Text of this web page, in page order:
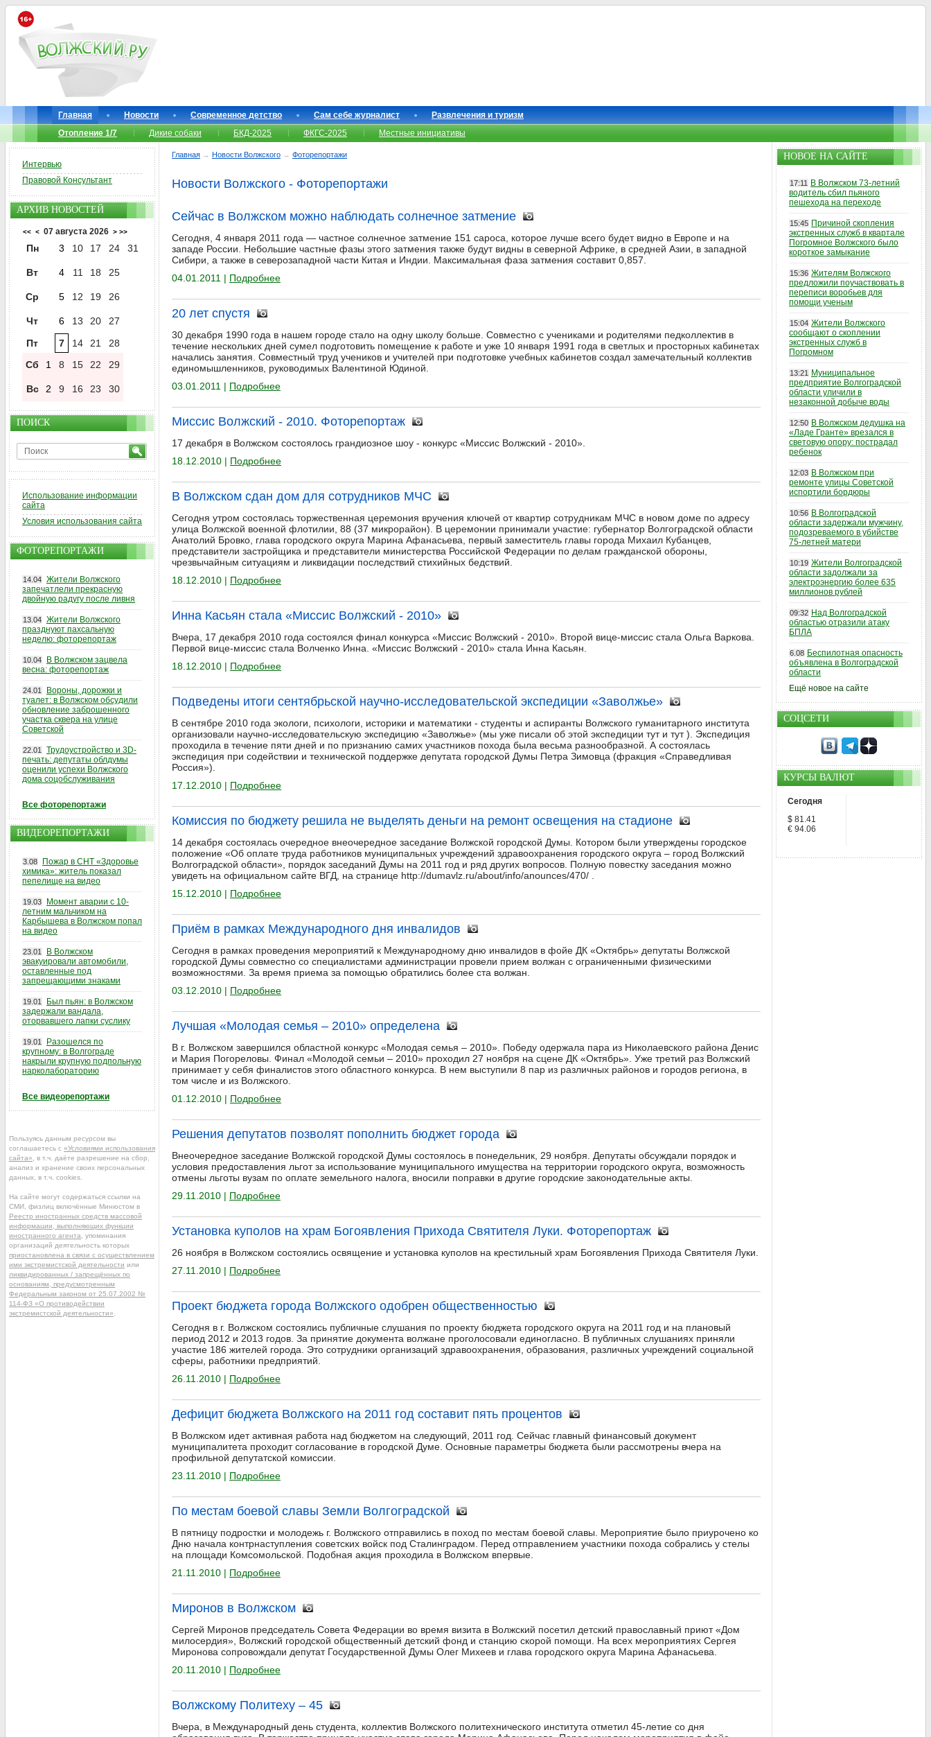
Главная Новости Современное детство Сам себе журналист
Развлечения и туризм
Отопление 1/7
Дикие собаки БКД-2025 ФКГС-2025 Местные инициативы
Главная → Новости Волжского → Фоторепортажи
Новости Волжского - Фоторепортажи
Сейчас в Волжском можно наблюдать солнечное затмение
Сегодня, 4 января 2011 года — частное солнечное затмение 151 сароса, которое лучше всего будет видно в Европе и на
западе России. Небольшие частные фазы этого затмения также будут видны в северной Африке, в средней Азии, в западной
Сибири, а также в северозападной части Китая и Индии. Максимальная фаза затмения составит 0,857.
04.01.2011 | Подробнее
20 лет спустя
30 декабря 1990 года в нашем городе стало на одну школу больше. Совместно с учениками и родителями педколлектив в
течение нескольких дней сумел подготовить помещение к работе и уже 10 января 1991 года в светлых и просторных кабинетах
начались занятия. Совместный труд учеников и учителей при подготовке учебных кабинетов создал замечательный коллектив
единомышленников, руководимых Валентиной Юдиной.
03.01.2011 | Подробнее
Миссис Волжский - 2010. Фоторепортаж
17 декабря в Волжском состоялось грандиозное шоу - конкурс «Миссис Волжский - 2010».
18.12.2010 | Подробнее
В Волжском сдан дом для сотрудников МЧС
Сегодня утром состоялась торжественная церемония вручения ключей от квартир сотрудникам МЧС в новом доме по адресу
улица Волжской военной флотилии, 88 (37 микрорайон). В церемонии принимали участие: губернатор Волгоградской области
Анатолий Бровко, глава городского округа Марина Афанасьева, первый заместитель главы города Михаил Кубанцев,
представители застройщика и представители министерства Российской Федерации по делам гражданской обороны,
чрезвычайным ситуациям и ликвидации последствий стихийных бедствий.
18.12.2010 | Подробнее
Инна Касьян стала «Миссис Волжский - 2010»
Вчера, 17 декабря 2010 года состоялся финал конкурса «Миссис Волжский - 2010». Второй вице-миссис стала Ольга Варкова.
Первой вице-миссис стала Волченко Инна. «Миссис Волжский - 2010» стала Инна Касьян.
18.12.2010 | Подробнее
Подведены итоги сентябрьской научно-исследовательской экспедиции «Заволжье»
В сентябре 2010 года экологи, психологи, историки и математики - студенты и аспиранты Волжского гуманитарного института
организовали научно-исследовательскую экспедицию «Заволжье» (мы уже писали об этой экспедиции тут и тут ). Экспедиция
проходила в течение пяти дней и по признанию самих участников похода была весьма разнообразной. А состоялась
экспедиция при содействии и технической поддержке депутата городской Думы Петра Зимовца (фракция «Справедливая
Россия»).
17.12.2010 | Подробнее
Комиссия по бюджету решила не выделять деньги на ремонт освещения на стадионе
14 декабря состоялась очередное внеочередное заседание Волжской городской Думы. Котором были утверждены городское
положение «Об оплате труда работников муниципальных учреждений здравоохранения городского округа – город Волжский
Волгоградской области», порядок заседаний Думы на 2011 год и ряд других вопросов. Полную повестку заседания можно
увидеть на официальном сайте ВГД, на странице http://dumavlz.ru/about/info/anounces/470/ .
15.12.2010 | Подробнее
Приём в рамках Международного дня инвалидов
Сегодня в рамках проведения мероприятий к Международному дню инвалидов в фойе ДК «Октябрь» депутаты Волжской
городской Думы совместно со специалистами администрации провели прием волжан с ограниченными физическими
возможностями. За время приема за помощью обратились более ста волжан.
03.12.2010 | Подробнее
Лучшая «Молодая семья – 2010» определена
В г. Волжском завершился областной конкурс «Молодая семья – 2010». Победу одержала пара из Николаевского района Денис
и Мария Погореловы. Финал «Молодой семьи – 2010» проходил 27 ноября на сцене ДК «Октябрь». Уже третий раз Волжский
принимает у себя финалистов этого областного конкурса. В нем выступили 8 пар из различных районов и городов региона, в
том числе и из Волжского.
01.12.2010 | Подробнее
Решения депутатов позволят пополнить бюджет города
Внеочередное заседание Волжской городской Думы состоялось в понедельник, 29 ноября. Депутаты обсуждали порядок и
условия предоставления льгот за использование муниципального имущества на территории городского округа, возможность
отмены льготы вузам по оплате земельного налога, вносили поправки в другие городские законодательные акты.
29.11.2010 | Подробнее
Установка куполов на храм Богоявления Прихода Святителя Луки. Фоторепортаж
26 ноября в Волжском состоялись освящение и установка куполов на крестильный храм Богоявления Прихода Святителя Луки.
27.11.2010 | Подробнее
Проект бюджета города Волжского одобрен общественностью
Сегодня в г. Волжском состоялись публичные слушания по проекту бюджета городского округа на 2011 год и на плановый
период 2012 и 2013 годов. За принятие документа волжане проголосовали единогласно. В публичных слушаниях приняли
участие 186 жителей города. Это сотрудники организаций здравоохранения, образования, различных учреждений социальной
сферы, работники предприятий.
26.11.2010 | Подробнее
Дефицит бюджета Волжского на 2011 год составит пять процентов
В Волжском идет активная работа над бюджетом на следующий, 2011 год. Сейчас главный финансовый документ
муниципалитета проходит согласование в городской Думе. Основные параметры бюджета были рассмотрены вчера на
профильной депутатской комиссии.
23.11.2010 | Подробнее
По местам боевой славы Земли Волгоградской
В пятницу подростки и молодежь г. Волжского отправились в поход по местам боевой славы. Мероприятие было приурочено ко
Дню начала контрнаступления советских войск под Сталинградом. Перед отправлением участники похода собрались у стелы
на площади Комсомольской. Подобная акция проходила в Волжском впервые.
21.11.2010 | Подробнее
Миронов в Волжском
Сергей Миронов председатель Совета Федерации во время визита в Волжский посетил детский православный приют «Дом
милосердия», Волжский городской общественный детский фонд и станцию скорой помощи. На всех мероприятиях Сергея
Миронова сопровождали депутат Государственной Думы Олег Михеев и глава городского округа Марина Афанасьева.
20.11.2010 | Подробнее
Волжскому Политеху – 45
Вчера, в Международный день студента, коллектив Волжского политехнического института отметил 45-летие со дня
Интервью
Правовой Консультант
АРХИВ НОВОСТЕЙ
<< < 07 августа 2026 > >>
Пн 3 10 17 24 31
Вт 4 11 18 25
Ср 5 12 19 26
Чт 6 13 20
27
Пт
7 14 21
28
Сб
1 8 15 22 29
Вс 2 9 16 23 30
ПОИСК
Использование информации
сайта
Условия использования сайта
ФОТОРЕПОРТАЖИ
14.04 Жители Волжского
запечатлели прекрасную
двойную радугу после ливня
13.04 Жители Волжского
празднуют пахсальную
неделю: фоторепортаж
10.04
В Волжском зацвела
весна: фоторепортаж
24.01
Вороны, дорожки и
туалет: в Волжском обсудили
обновление заброшенного
участка сквера на улице
Советской
22.01
Трудоустройство и 3D-
печать: депутаты облдумы
оценили успехи Волжского
дома соцобслуживания
Все фоторепортажи
ВИДЕОРЕПОРТАЖИ
3.08
Пожар в СНТ «Здоровье
химика»: житель показал
пепелище на видео
19.03
Момент аварии с 10-
летним мальчиком на
Карбышева в Волжском попал
на видео
23.01
В Волжском
эвакуировали автомобили,
оставленные под
запрещающими знаками
19.01
Был пьян: в Волжском
задержали вандала,
оторвавшего лапки суслику
19.01
Разошелся по
крупному: в Волгограде
накрыли крупную подпольную
нарколабораторию
Все видеорепортажи
Пользуясь данным ресурсом вы
соглашаетесь с «Условиями использования
сайта» , в т.ч. даёте разрешение на сбор,
анализ и хранение своих персональных
данных, в т.ч. cookies.
На сайте могут содержаться ссылки на
СМИ, физлиц включённые Минюстом в
Реестр иностранных средств массовой
информации, выполняющих функции
иностранного агента , упоминания
организаций деятельность которых
приостановлена в связи с осуществлением
ими экстремистской деятельности или
ликвидированных / запрещённых по
основаниям, предусмотренным
Федеральным законом от 25.07.2002 №
114-ФЗ «О противодействии
экстремистской деятельности»
НОВОЕ НА САЙТЕ
17:11
В Волжском 73-летний
водитель сбил пьяного
пешехода на переходе
15:45 Причиной скопления
экстренных служб в квартале
Погромное Волжского было
короткое замыкание
15:36 Жителям Волжского
предложили поучаствовать в
переписи воробьев для
помощи ученым
15:04 Жители Волжского
сообщают о скоплении
экстренных служб в
Погромном
13:21
Муниципальное
предприятие Волгоградской
области уличили в
незаконной добыче воды
12:50 В Волжском дедушка на
«Ладе Гранте» врезался в
световую опору: пострадал
ребенок
12:03 В Волжском при
ремонте улицы Советской
испортили бордюры
10:56 В Волгоградской
области задержали мужчину,
подозреваемого в убийстве
75-летней матери
10:19 Жители Волгоградской
области задолжали за
электроэнергию более 635
миллионов рублей
09:32 Над Волгоградской
областью отразили атаку
БПЛА
6.08 Беспилотная опасность
объявлена в Волгоградской
области
Ещё новое на сайте
СОЦСЕТИ
КУРСЫ ВАЛЮТ
Сегодня
$ 81.41
€ 94.06